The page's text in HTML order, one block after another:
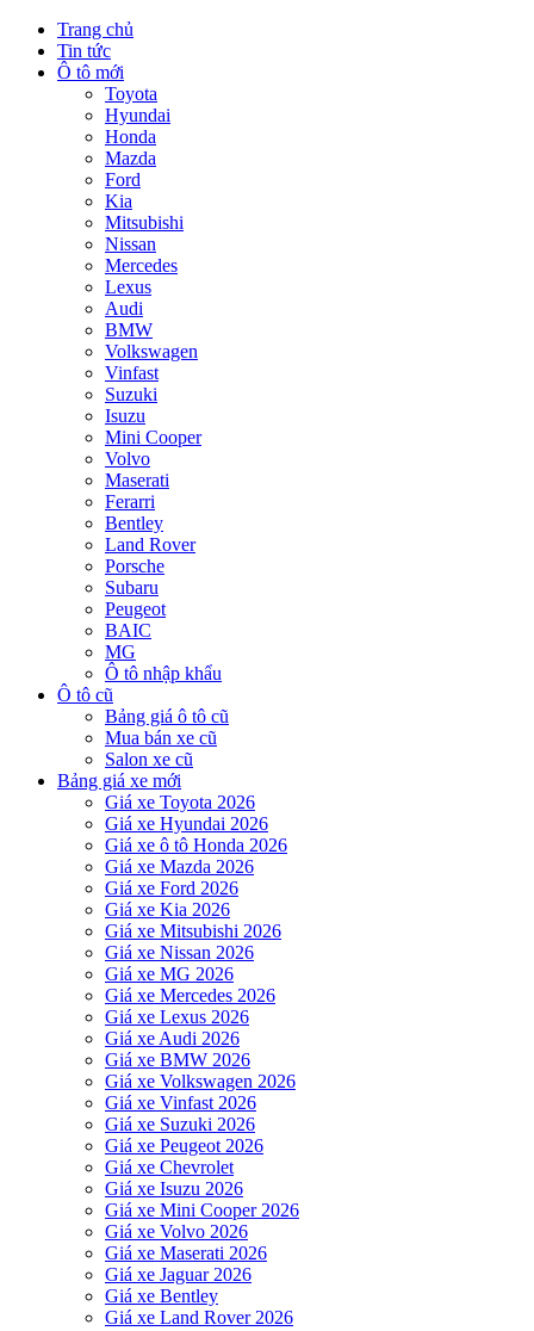
Trang chủ
Tin tức
Ô tô mới
Toyota
Hyundai
Honda
Mazda
Ford
Kia
Mitsubishi
Nissan
Mercedes
Lexus
Audi
BMW
Volkswagen
Vinfast
Suzuki
Isuzu
Mini Cooper
Volvo
Maserati
Ferarri
Bentley
Land Rover
Porsche
Subaru
Peugeot
BAIC
MG
Ô tô nhập khẩu
Ô tô cũ
Bảng giá ô tô cũ
Mua bán xe cũ
Salon xe cũ
Bảng giá xe mới
Giá xe Toyota 2026
Giá xe Hyundai 2026
Giá xe ô tô Honda 2026
Giá xe Mazda 2026
Giá xe Ford 2026
Giá xe Kia 2026
Giá xe Mitsubishi 2026
Giá xe Nissan 2026
Giá xe MG 2026
Giá xe Mercedes 2026
Giá xe Lexus 2026
Giá xe Audi 2026
Giá xe BMW 2026
Giá xe Volkswagen 2026
Giá xe Vinfast 2026
Giá xe Suzuki 2026
Giá xe Peugeot 2026
Giá xe Chevrolet
Giá xe Isuzu 2026
Giá xe Mini Cooper 2026
Giá xe Volvo 2026
Giá xe Maserati 2026
Giá xe Jaguar 2026
Giá xe Bentley
Giá xe Land Rover 2026